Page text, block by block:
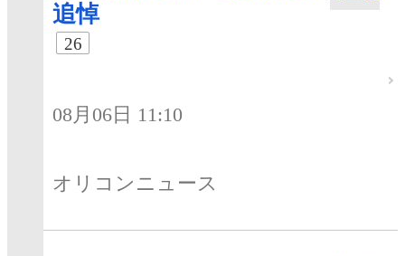
追悼
26
08月06日 11:10
オリコンニュース